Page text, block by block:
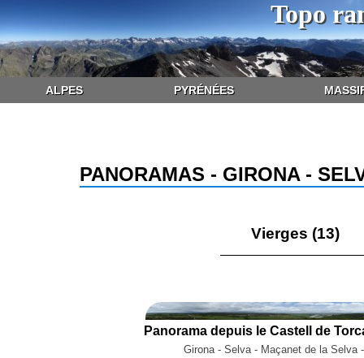
Topo
ALPES PYRÉNÉES
PANORAMAS - GIRONA -
Vierges (13)
Girona - Selva - Maçanet de la Selva